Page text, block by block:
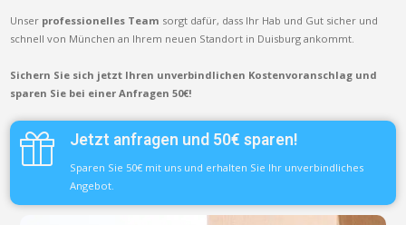
Unser professionelles Team sorgt dafür, dass Ihr Hab und Gut sicher und
schnell von München an Ihrem neuen Standort in Duisburg ankommt.
Sichern Sie sich jetzt Ihren unverbindlichen Kostenvoranschlag und
sparen Sie bei einer Anfragen 50€!
Jetzt anfragen und 50€ sparen!
Sparen Sie 50€ mit uns und erhalten Sie Ihr unverbindliches
Angebot.